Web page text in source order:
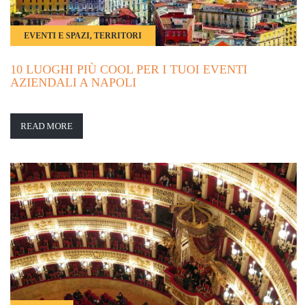
EVENTI E SPAZI, TERRITORI
10 LUOGHI PIÙ COOL PER I TUOI EVENTI
AZIENDALI A NAPOLI
READ MORE